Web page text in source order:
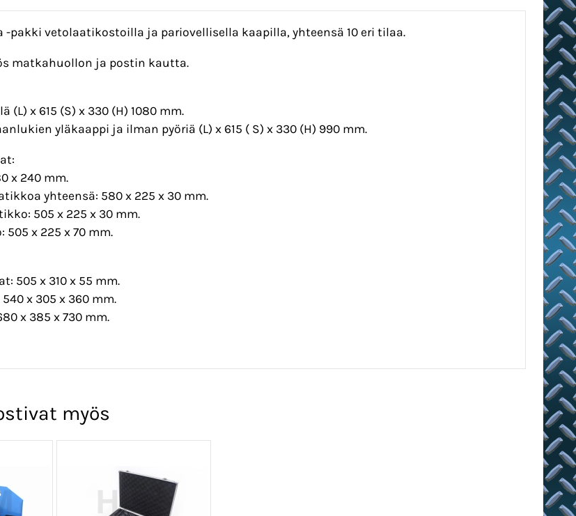
-pakki vetolaatikostoilla ja pariovellisella kaapilla, yhteensä 10 eri tilaa.
matkahuollon ja postin kautta.
(L) x 615 (S) x 330 (H) 1080 mm.
yläkaappi ja ilman pyöriä (L) x 615 ( S) x 330 (H) 990 mm.
x 240 mm.
yhteensä: 580 x 225 x 30 mm.
505 x 225 x 30 mm.
x 225 x 70 mm.
505 x 310 x 55 mm.
x 305 x 360 mm.
x 385 x 730 mm.
myös